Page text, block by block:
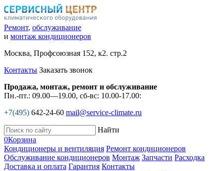
Ремонт, обслуживание
и монтаж кондиционеров
Москва, Профсоюзная 152, к2. стр.2
Контакты Заказать звонок
Продажа, монтаж, ремонт и обслуживание
Пн.-пт.: 09.00—19.00, сб-вс: 10.00-17.00:
+7(495) 642-24-60 mail@service-climate.ru
Найти
0Корзина
Кондиционеры и вентиляция Ремонт кондиционеров
Обслуживание кондиционеров Монтаж Запчасти Расходка
Доставка и оплата Гарантия Контакты